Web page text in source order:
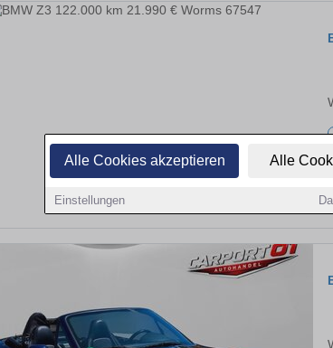
Alle Cookies akzeptieren Alle
Einstellungen